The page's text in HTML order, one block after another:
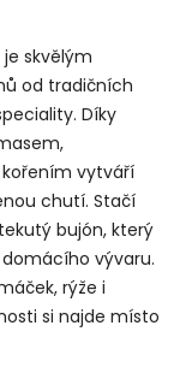
skvělým
od tradičních
Díky
vytváří
chutí. Stačí
bujón, který
vývaru.
rýže i
si najde místo